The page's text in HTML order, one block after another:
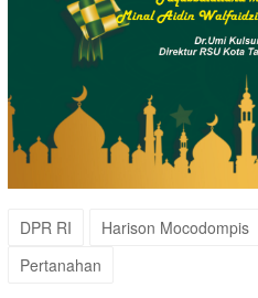
DPR RI Harison Mocodompis
Pertanahan